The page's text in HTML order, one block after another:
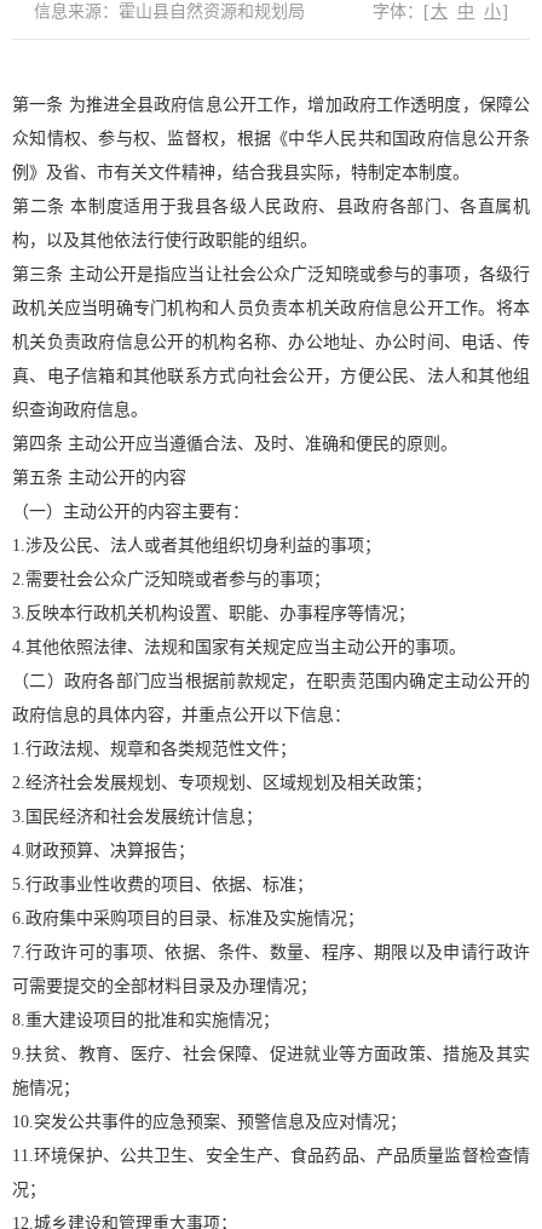
信息来源：霍山县自然资源和规划局
字体： [大 中 小]
第一条 为推进全县政府信息公开工作，增加政府工作透明度，保障公
众知情权、参与权、监督权，根据《中华人民共和国政府信息公开条
例》及省、市有关文件精神，结合我县实际，特制定本制度。
第二条 本制度适用于我县各级人民政府、县政府各部门、各直属机
构，以及其他依法行使行政职能的组织。
第三条 主动公开是指应当让社会公众广泛知晓或参与的事项，各级行
政机关应当明确专门机构和人员负责本机关政府信息公开工作。将本
机关负责政府信息公开的机构名称、办公地址、办公时间、电话、传
真、电子信箱和其他联系方式向社会公开，方便公民、法人和其他组
织查询政府信息。
第四条 主动公开应当遵循合法、及时、准确和便民的原则。
第五条 主动公开的内容
（一）主动公开的内容主要有：
1.涉及公民、法人或者其他组织切身利益的事项；
2.需要社会公众广泛知晓或者参与的事项；
3.反映本行政机关机构设置、职能、办事程序等情况；
4.其他依照法律、法规和国家有关规定应当主动公开的事项。
（二）政府各部门应当根据前款规定，在职责范围内确定主动公开的
政府信息的具体内容，并重点公开以下信息：
1.行政法规、规章和各类规范性文件；
2.经济社会发展规划、专项规划、区域规划及相关政策；
3.国民经济和社会发展统计信息；
4.财政预算、决算报告；
5.行政事业性收费的项目、依据、标准；
6.政府集中采购项目的目录、标准及实施情况；
7.行政许可的事项、依据、条件、数量、程序、期限以及申请行政许
可需要提交的全部材料目录及办理情况；
8.重大建设项目的批准和实施情况；
9.扶贫、教育、医疗、社会保障、促进就业等方面政策、措施及其实
施情况；
10.突发公共事件的应急预案、预警信息及应对情况；
11.环境保护、公共卫生、安全生产、食品药品、产品质量监督检查情
况；
12.城乡建设和管理重大事项；